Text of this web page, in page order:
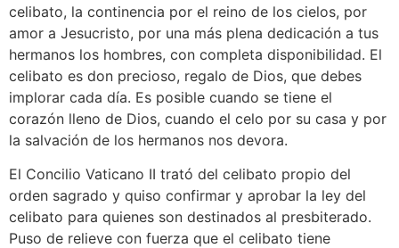
celibato, la continencia por el reino de los cielos, por
amor a Jesucristo, por una más plena dedicación a tus
hermanos los hombres, con completa disponibilidad. El
celibato es don precioso, regalo de Dios, que debes
implorar cada día. Es posible cuando se tiene el
corazón lleno de Dios, cuando el celo por su casa y por
la salvación de los hermanos nos devora.
El Concilio Vaticano II trató del celibato propio del
orden sagrado y quiso confirmar y aprobar la ley del
celibato para quienes son destinados al presbiterado.
Puso de relieve con fuerza que el celibato tiene